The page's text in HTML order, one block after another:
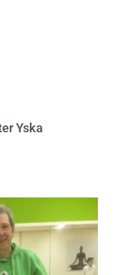
Yska